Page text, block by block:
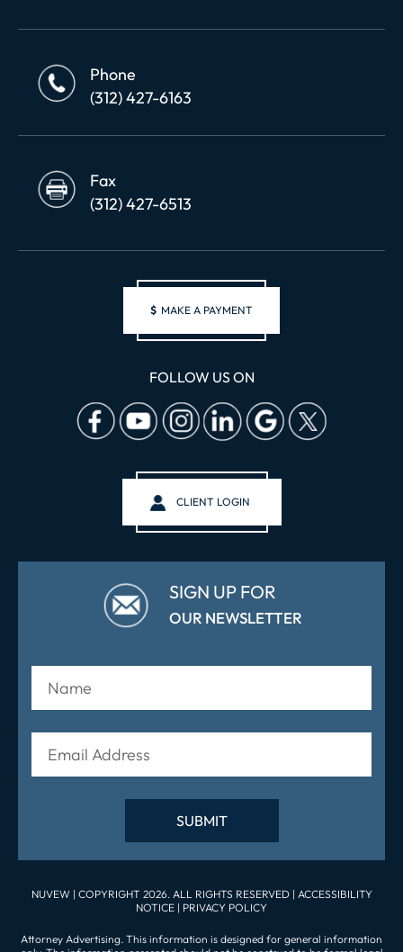
Phone
(312) 427-6163
Fax
(312) 427-6513
$ MAKE A PAYMENT
FOLLOW US ON
CLIENT LOGIN
SIGN UP FOR
OUR NEWSLETTER
NUVEW | COPYRIGHT 2026. ALL RIGHTS RESERVED | ACCESSIBILITY
NOTICE | PRIVACY POLICY
Attorney Advertising. This information is designed for general information